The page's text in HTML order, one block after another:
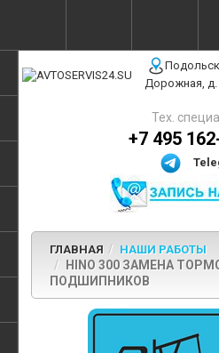
Дорожная, д.
Тех.
+7 495
ГЛАВНАЯ НАШИ РАБОТЫ
HINO 300 ЗАМЕНА
ПОДШИПНИКОВ